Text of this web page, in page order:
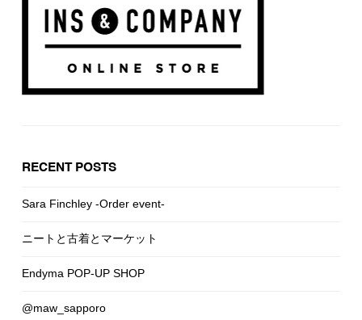
RECENT POSTS
Sara Finchley -Order event-
ニートと古着とマーケット
Endyma POP-UP SHOP
@maw_sapporo